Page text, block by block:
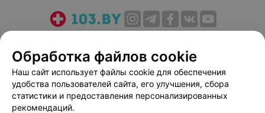
Медицинский маркетинг
Публичный договор
Пользовательское соглашение
Способы оплаты
Вакансии
Партнеры
Написать руководителю 103.by
Обработка файлов cookie
Наш сайт использует файлы cookie для обеспечения
удобства пользователей сайта, его улучшения, сбора
статистики и предоставления персонализированных
рекомендаций.